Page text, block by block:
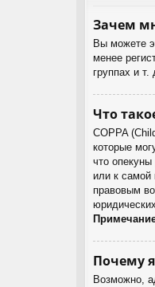
Зачем
Вы можете
менее
группах и
Что
COPPA
которые
что
или к самой
правовым
Почему
Возможно,